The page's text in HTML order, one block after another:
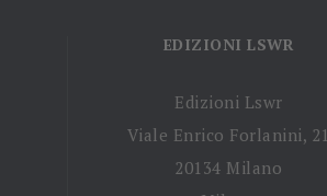
EDIZIONI LSWR
Edizioni Lswr
Viale Enrico Forlanini, 21
20134 Milano